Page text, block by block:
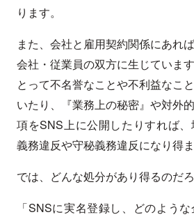
ります。
また、会社と雇用契約関係にあれ
会社・従業員の双方に生じていま
とって不名誉なことや不利益なこ
いたり、『業務上の秘密』や対外
項をSNS上に公開したりすれば
義務違反や守秘義務違反になり得ま
では、どんな処分があり得るのだろ
「SNSに実名登録し、どのよう